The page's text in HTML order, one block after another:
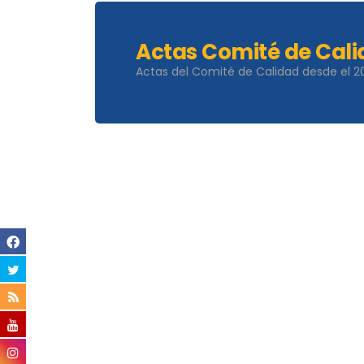
Actas Comité de
Actas del Comité de Calidad desde el